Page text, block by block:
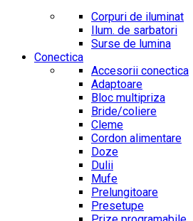
Corpuri de iluminat
Ilum. de sarbatori
Surse de lumina
Conectica
Accesorii conectica
Adaptoare
Bloc multipriza
Bride/coliere
Cleme
Cordon alimentare
Doze
Dulii
Mufe
Prelungitoare
Presetupe